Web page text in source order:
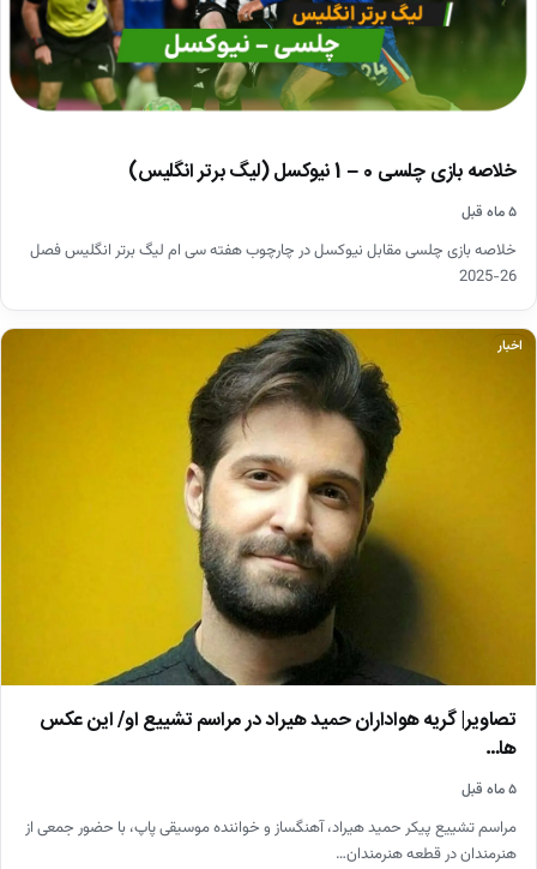
خلاصه بازی چلسی 0 – 1 نیوکسل (لیگ برتر انگلیس)
۵ ماه قبل
خلاصه بازی چلسی مقابل نیوکسل در چارچوب هفته سی ام لیگ برتر انگلیس فصل
26-2025
اخبار
تصاویر| گریه هواداران حمید هیراد در مراسم تشییع او/ این عکس
ها…
۵ ماه قبل
مراسم تشییع پیکر حمید هیراد، آهنگساز و خواننده موسیقی پاپ، با حضور جمعی از
هنرمندان در قطعه هنرمندان…